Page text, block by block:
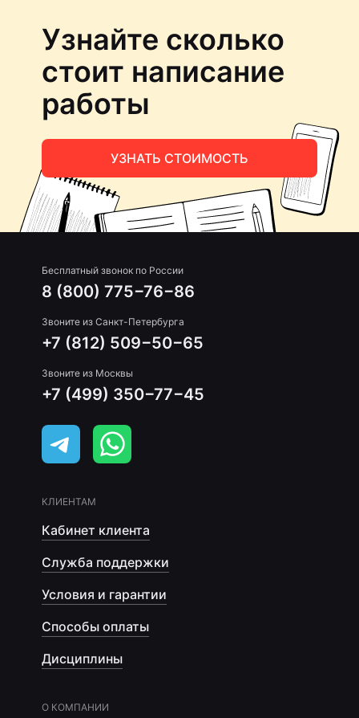
Узнайте сколько
стоит написание
работы
УЗНАТЬ СТОИМОСТЬ
Бесплатный звонок по России
8 (800) 775−76−86
Звоните из Санкт-Петербурга
+7 (812) 509−50−65
Звоните из Москвы
+7 (499) 350−77−45
КЛИЕНТАМ
Кабинет клиента
Служба поддержки
Условия и гарантии
Способы оплаты
Дисциплины
О КОМПАНИИ